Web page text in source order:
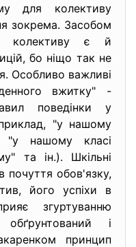
для колективу
зокрема. Засобом
колективу є й
бо ніщо так не
Особливо важливі
вжитку" -
поведінки у
"у нашому
"у нашому класі
та ін.). Шкільні
почуття обов'язку,
його успіхи в
згуртуванню
обґрунтований і
принцип